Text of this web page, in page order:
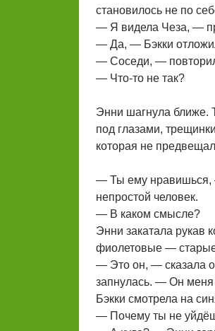
становилось не по
— Я видела Чеза, —
— Да, — Бэкки
— Соседи, —
— Что-то не так?
Энни шагнула ближе.
под глазами,
которая не
— Ты ему нравишься,
непростой человек.
— В каком смысле?
Энни закатала рукав
фиолетовые —
— Это он, — сказала
запнулась. — Он меня
Бэкки смотрела на
— Почему ты не